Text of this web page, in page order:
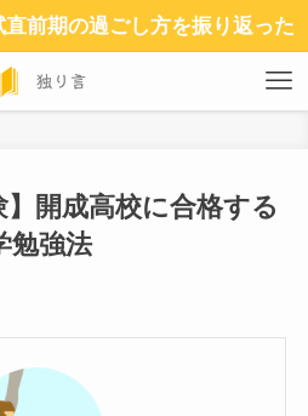
直前期の過ごし方を振り返った
】開成高校に合格する
勉強法